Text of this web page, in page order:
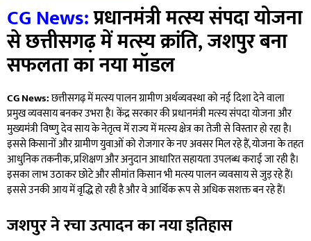
CG News:प्रधानमंत्री मत्स्य संपदा योजना
से छत्तीसगढ़ में मत्स्य क्रांति, जशपुर बना
सफलता का नया मॉडल
CG News:छत्तीसगढ़ में मत्स्य पालन ग्रामीण अर्थव्यवस्था को नई दिशा देने वाला
प्रमुख व्यवसाय बनकर उभरा है। केंद्र सरकार की प्रधानमंत्री मत्स्य संपदा योजना और
मुख्यमंत्री विष्णु देव साय के नेतृत्व में राज्य में मत्स्य क्षेत्र का तेजी से विस्तार हो रहा है।
इससे किसानों और ग्रामीण युवाओं को रोजगार के नए अवसर मिल रहे हैं, योजना के तहत
आधुनिक तकनीक, प्रशिक्षण और अनुदान आधारित सहायता उपलब्ध कराई जा रही है।
इसका लाभ उठाकर छोटे और सीमांत किसान भी मत्स्य पालन व्यवसाय से जुड़ रहे हैं।
इससे उनकी आय में वृद्धि हो रही है और वे आर्थिक रूप से अधिक सशक्त बन रहे हैं।
जशपुर ने रचा उत्पादन का नया इतिहास